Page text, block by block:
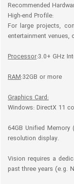
Recommended
High-end Profile:
For large projects,
entertainment venues,
Processor:3.0+ GHz
RAM:32GB or more
Graphics Card:
Windows: DirectX 11
64GB Unified
resolution display.
Vision requires a
past three years (e.g.